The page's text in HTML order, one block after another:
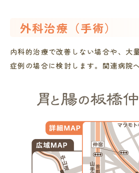
外科治療（手術）
内科的治療で改善しない場合や、大
症例の場合に検討します。関連病院